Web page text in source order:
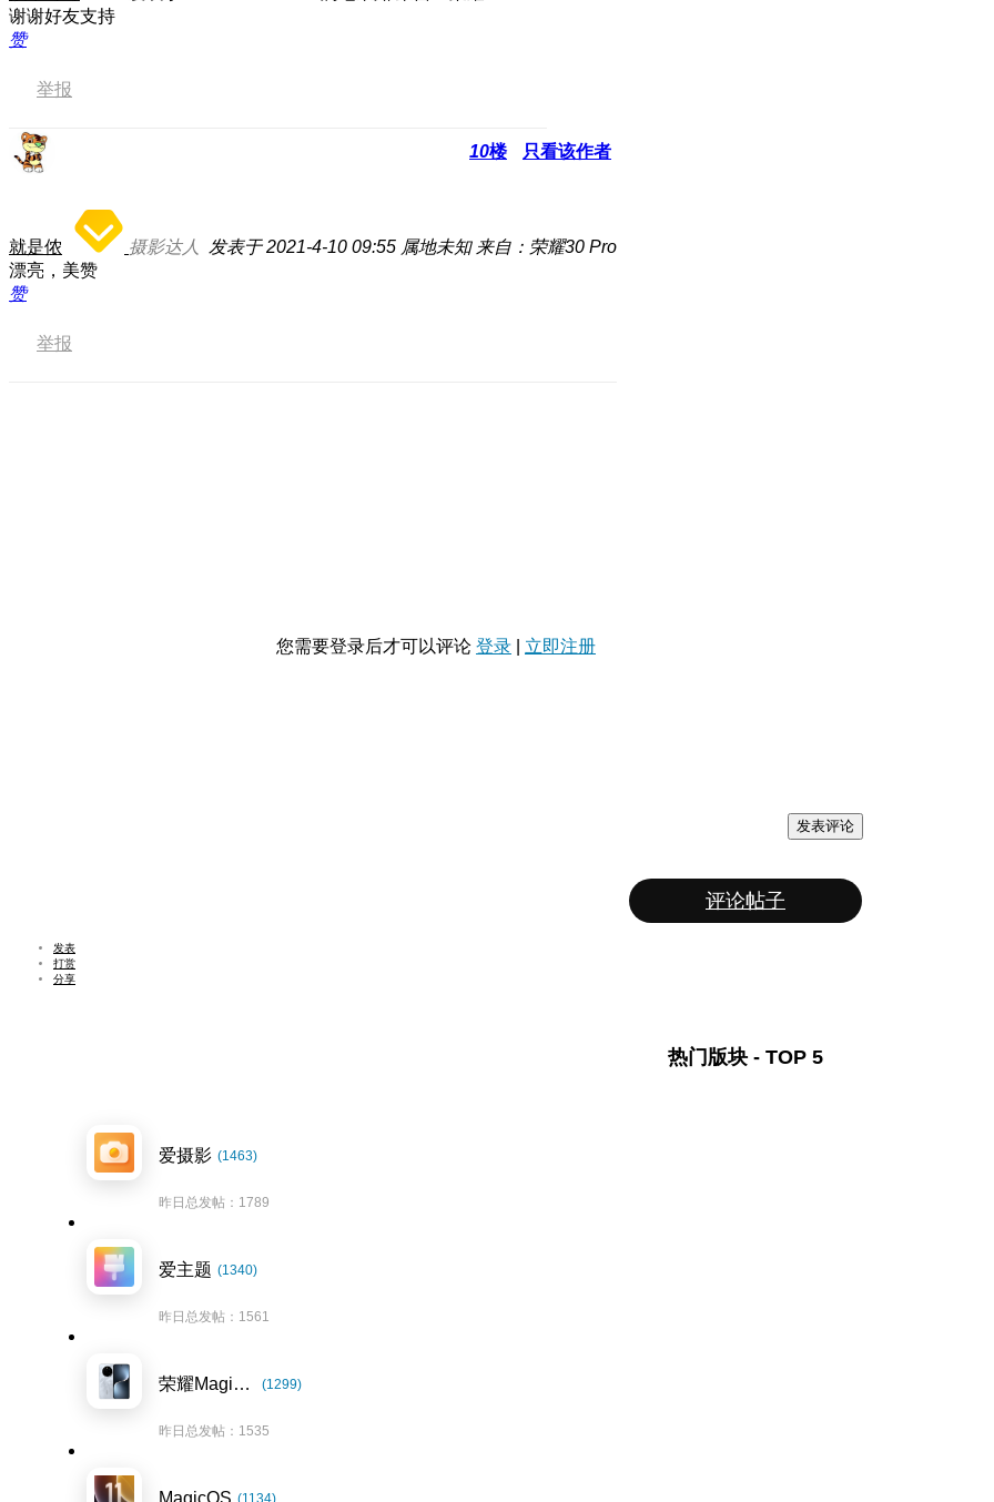
谢谢好友支持
赞
举报
10楼 只看该作者
就是侬 摄影达人 发表于 2021-4-10 09:55 属地未知 来自：荣耀30 Pro
漂亮，美赞
赞
举报
您需要登录后才可以评论 登录 立即注册
发表评论
评论帖子
发表
打赏
分享
热门版块 - TOP 5
爱摄影 (1463)
昨日总发帖：1789
爱主题 (1340)
昨日总发帖：1561
荣耀Magic7系列 (1299)
昨日总发帖：1535
MagicOS (1134)